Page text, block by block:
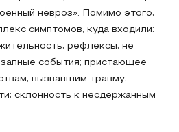
невроз». Помимо этого,
симптомов, куда входили:
рефлексы, не
события; пристающее
вызвавшим травму;
склонность к несдержанным